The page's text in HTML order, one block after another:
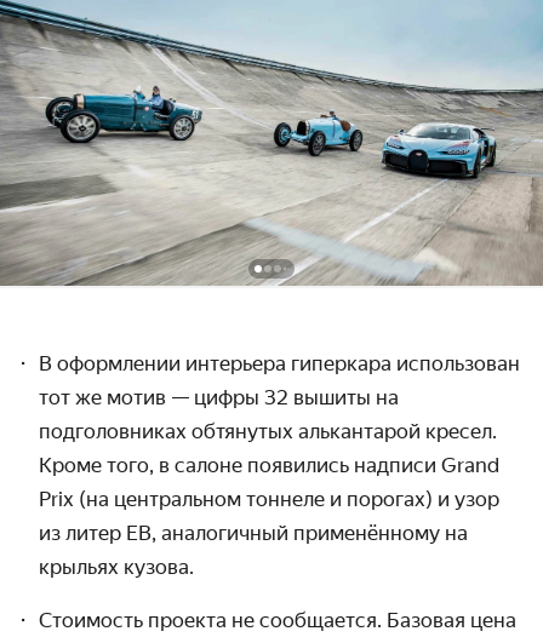
В оформлении интерьера гиперкара использован
тот же мотив — цифры 32 вышиты на
подголовниках обтянутых алькантарой кресел.
Кроме того, в салоне появились надписи Grand
Prix (на центральном тоннеле и порогах) и узор
из литер EB, аналогичный применённому на
крыльях кузова.
Стоимость проекта не сообщается. Базовая цена